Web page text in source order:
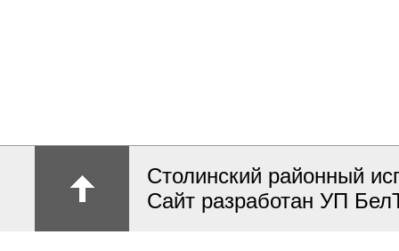
Столинский районный
Сайт разработан УП